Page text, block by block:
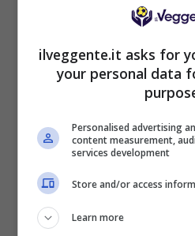
Planetwin365: 2050€ per
ilveggente.it asks for
your personal data
Personalised advertising
content measurement,
services development
Store and/or access
Learn more